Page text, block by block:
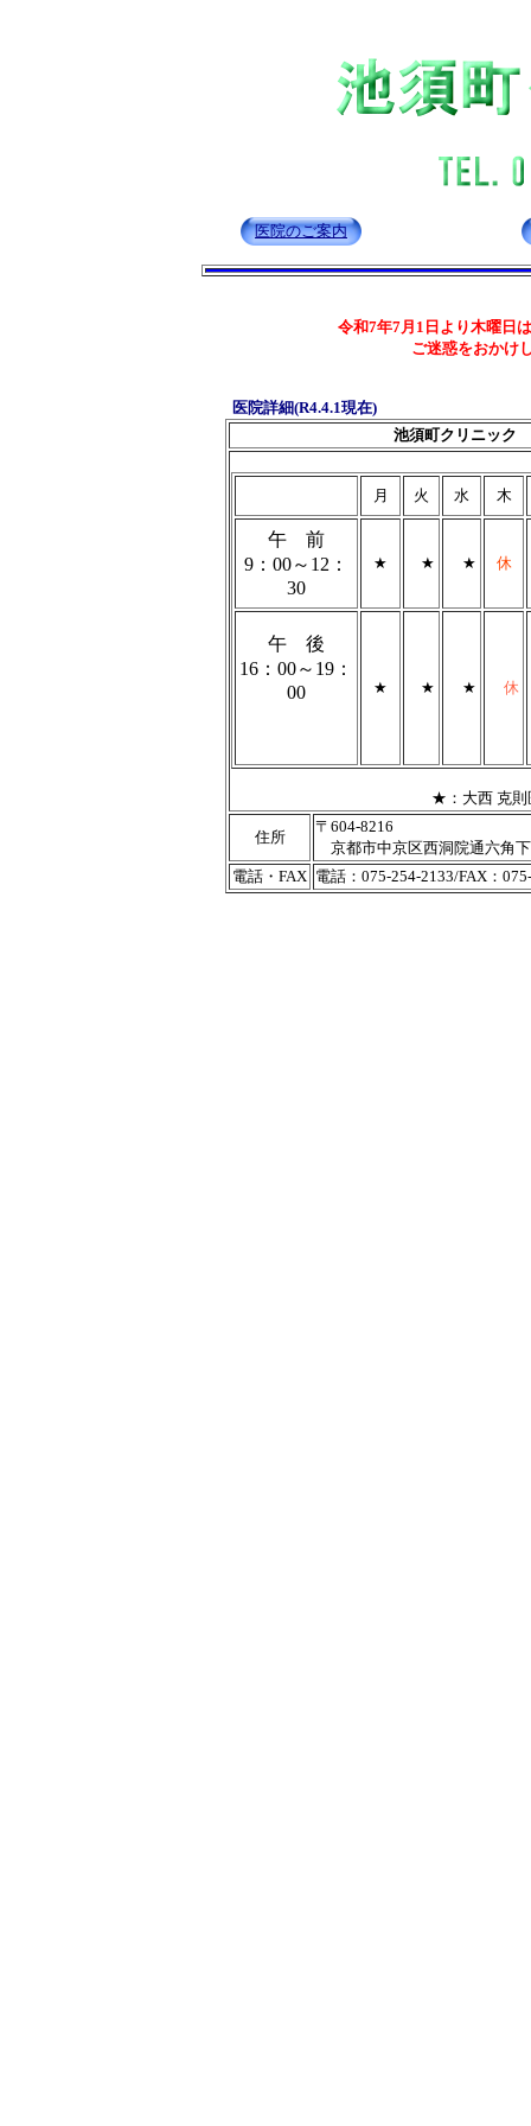
医院のご案内
令和7年7月1日より木曜日
ご迷惑をおかけ
医院詳細(R4.4.1現在)
池須町クリニック
月 火 水 木
午 前
9：00～12：
30
★ ★ ★ 休
午 後
16：00～19：
00
★ ★ ★ 休
★：大西 克則医
住所
〒604-8216
京都市中京区西洞院通六角
電話・FAX 電話：075-254-2133/FAX：